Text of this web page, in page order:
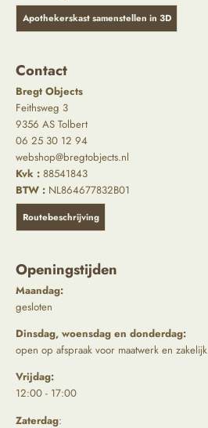
Apothekerskast samenstellen in 3D
Contact
Bregt Objects
Feithsweg 3
9356 AS Tolbert
06 25 30 12 94
webshop@bregtobjects.nl
Kvk : 88541843
BTW : NL864677832B01
Routebeschrijving
Openingstijden
Maandag:
gesloten
Dinsdag, woensdag en donderdag:
open op afspraak voor maatwerk en zakelijk
Vrijdag:
12:00 - 17:00
Zaterdag: